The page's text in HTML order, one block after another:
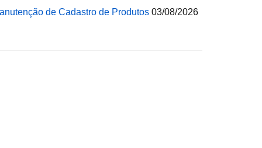
de Cadastro de Produtos 03/08/2026